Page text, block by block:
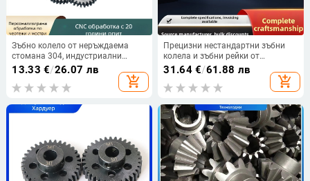
Зъбно колело от неръждаема
стомана 304, индустриални
предавателни части,
цилиндрично зъбно колело с
прави зъби, висока прецизност
13.33 €/26.07 лв
add_shopping_cart
Прецизни нестандартни зъбни
колела и зъбни рейки от
неръждаема стомана,
цилиндрични зъбни колела и
задвижващи компоненти,
31.64€/61.88 лв
add_shopping_cart